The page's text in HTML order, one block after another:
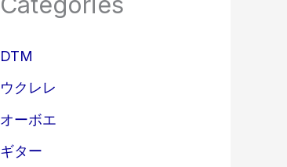
DTM
ウクレレ
オーボエ
ギター